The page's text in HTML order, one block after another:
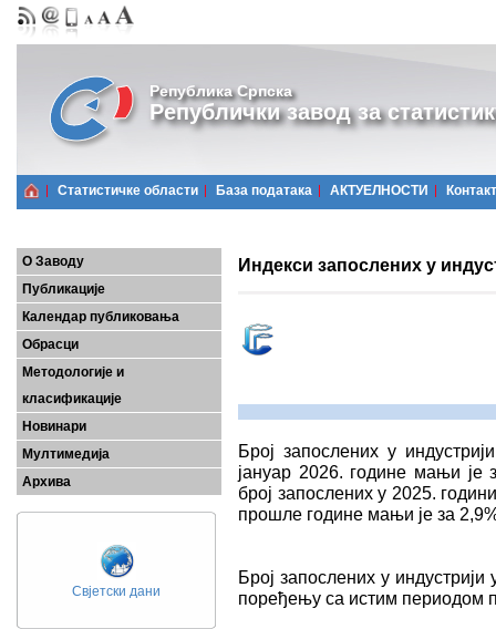
Република Српска
Републички завод за
Статистичке области Базa података АКТУЕЛНОСТИ Контакт
О Заводу
Публикације
Календар публиковања
Обрасци
Методологије и
класификације
Новинари
Мултимедија
Архива
Свјетски дани
Индекси запослених у
Број запослених у
јануар 2026. године мањи је
број запослених у 2025.
прошле године мањи је за
Број запослених у
поређењу са истим периодом